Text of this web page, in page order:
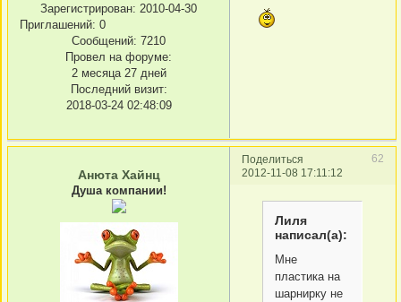
Зарегистрирован: 2010-04-30
Приглашений: 0
Сообщений: 7210
Провел на форуме:
2 месяца 27 дней
Последний визит:
2018-03-24 02:48:09
Поделиться
62
2012-11-08 17:11:12
Анюта Хайнц
Душа компании!
Лиля
написал(а):
Мне
пластика на
шарнирку не